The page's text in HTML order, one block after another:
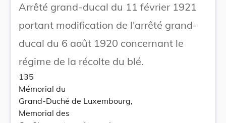
Arrêté grand-ducal du 11 février 1921
portant modification de l'arrêté grand-
ducal du 6 août 1920 concernant le
régime de la récolte du blé.
135
Mémorial du
Grand-Duché de Luxembourg,
Memorial des